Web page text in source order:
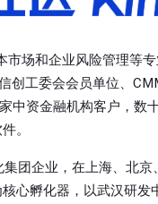
场和企业风险管理等
创工委会会员单位、
中资金融机构客户，数
。
团企业，在上海、北
心孵化器，以武汉研